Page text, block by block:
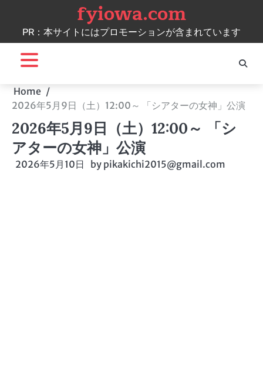
content
fyiowa.com
PR：本サイトにはプロモーションが含まれています
Home
2026年5月9日（土）12:00～ 「シアターの女神」公演
2026年5月9日（土）12:00～ 「シ
アターの女神」公演
2026年5月10日 by pikakichi2015@gmail.com